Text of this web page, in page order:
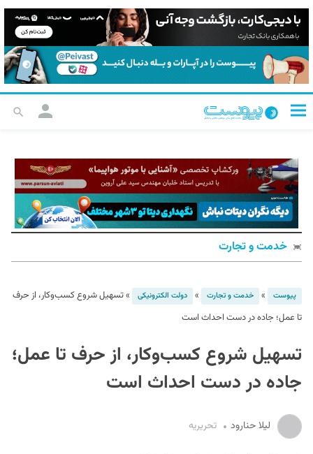
خدمت و تجارت
پیوست » خدمت و تجارت » دولت الکترونیکی »تسهیل شروع کسب‌وکار، از حرف
تا عمل؛ جاده در دست احداث است
تسهیل شروع کسب‌وکار، از حرف تا عمل؛
جاده در دست احداث است
لیلا حنارود تحریریه